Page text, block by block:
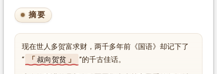
摘要
现在世人多贺富求财，两千多年前《国语》却记下了
“
叔向贺贫 ”的千古佳话。